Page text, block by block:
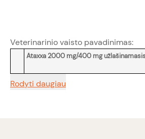
Veterinarinio vaisto pavadinimas:
Ataxxa 2000 mg/400 mg
Rodyti daugiau